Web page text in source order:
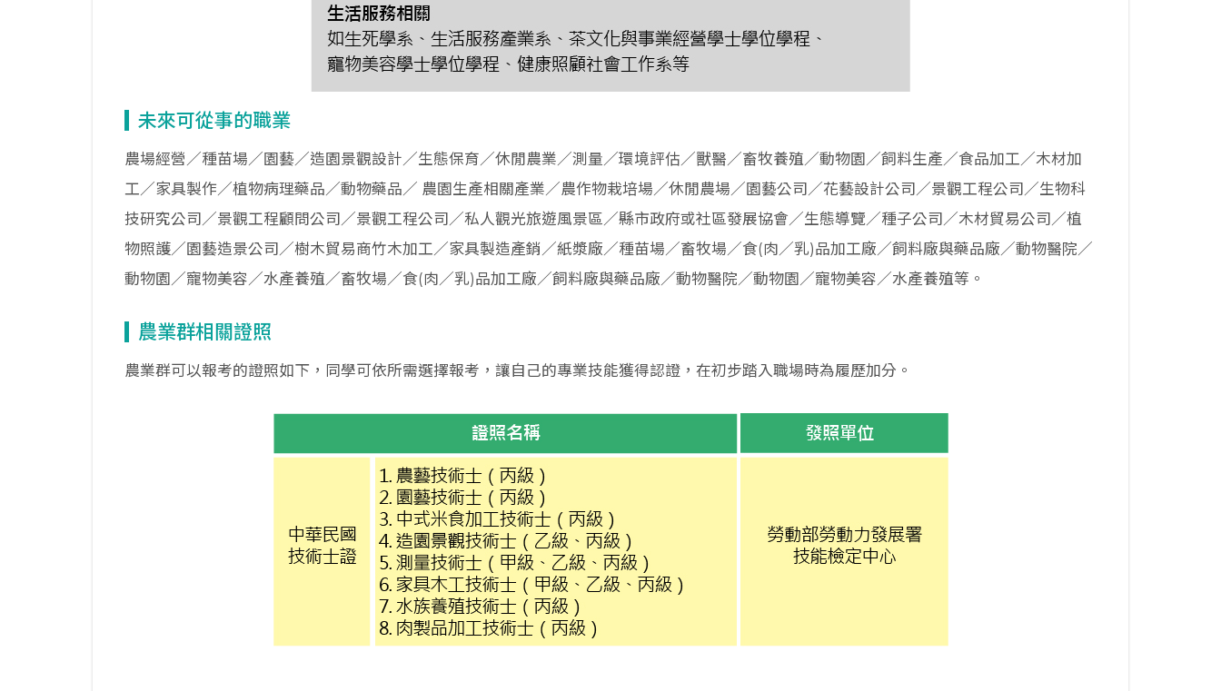
未來可從事的職業
農場經營／種苗場／園藝／造園景觀設計／生態保育／休閒農業／測量／環境評估／獸醫／畜牧養殖／動物園／飼料生產／食品加工／木材加
工／家具製作／植物病理藥品／動物藥品／ 農園生產相關產業／農作物栽培場／休閒農場／園藝公司／花藝設計公司／景觀工程公司／生物科
技研究公司／景觀工程顧問公司／景觀工程公司／私人觀光旅遊風景區／縣市政府或社區發展協會／生態導覽／種子公司／木材貿易公司／植
物照護／園藝造景公司／樹木貿易商竹木加工／家具製造產銷／紙漿廠／種苗場／畜牧場／食(肉／乳)品加工廠／飼料廠與藥品廠／動物醫院／
動物園／寵物美容／水產養殖／畜牧場／食(肉／乳)品加工廠／飼料廠與藥品廠／動物醫院／動物園／寵物美容／水產養殖等。
農業群相關證照
農業群可以報考的證照如下，同學可依所需選擇報考，讓自己的專業技能獲得認證，在初步踏入職場時為履歷加分。